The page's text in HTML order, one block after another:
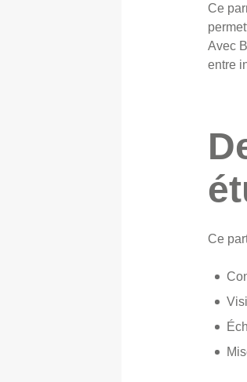
Ce
Avec
entre
Ce